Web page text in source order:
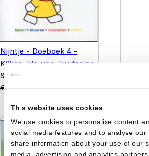
This website uses cookies
We use cookies to personalise content
social media features and to analyse our
share information about your use of our
media, advertising and analytics
Nijntje - Doeboek 4 -
Kijken, kleuren, knutselen
& tellen
€5,99 €4,99